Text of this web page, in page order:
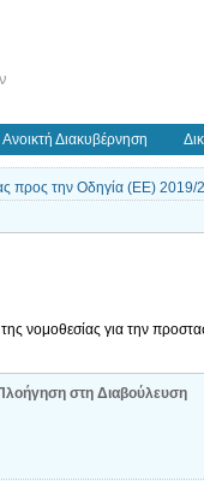
Ανοικτή Διακυβέρνηση
προς την Οδηγία (ΕΕ) 2019/
της νομοθεσίας για την
στη Διαβούλευση